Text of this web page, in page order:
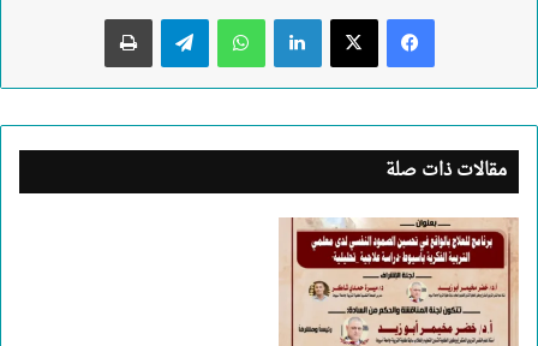
لينكدإن واتساب تيلقرام طباعة
مقالات ذات صلة